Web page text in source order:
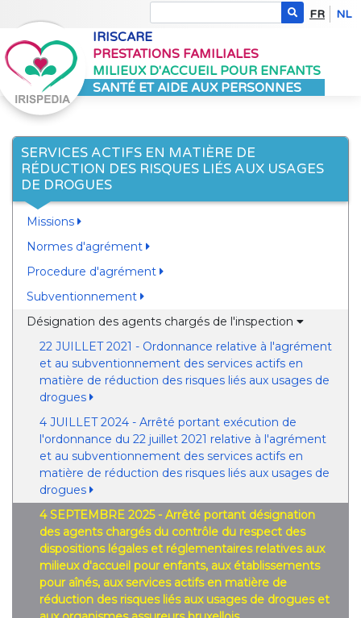
FR NL
IRISCARE
PRESTATIONS FAMILIALES
MILIEUX D'ACCUEIL POUR ENFANTS
SANTÉ ET AIDE AUX PERSONNES
SERVICES ACTIFS EN MATIÈRE DE
RÉDUCTION DES RISQUES LIÉS AUX USAGES
DE DROGUES
Missions
Normes d'agrément
Procedure d'agrément
Subventionnement
Désignation des agents chargés de l'inspection
22 JUILLET 2021 - Ordonnance relative à l'agrément
et au subventionnement des services actifs en
matière de réduction des risques liés aux usages de
drogues
4 JUILLET 2024 - Arrêté portant exécution de
l'ordonnance du 22 juillet 2021 relative à l'agrément
et au subventionnement des services actifs en
matière de réduction des risques liés aux usages de
drogues
4 SEPTEMBRE 2025 - Arrêté portant désignation
des agents chargés du contrôle du respect des
dispositions légales et réglementaires relatives aux
milieux d'accueil pour enfants, aux établissements
pour aînés, aux services actifs en matière de
réduction des risques liés aux usages de drogues et